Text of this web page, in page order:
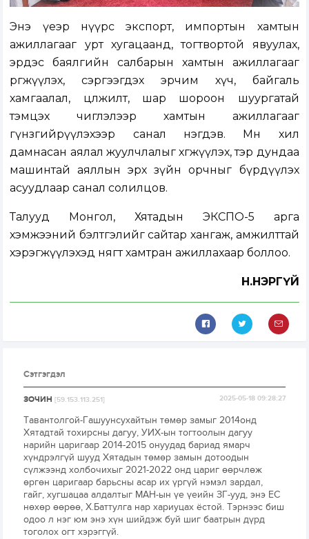
Энэ үеэр нүүрс экспорт, импортын хамтын
ажиллагааг урт хугацаанд, тогтвортой явуулах,
эрдэс баялгийн салбарын хамтын ажиллагааг
өргөжүүлэх, сэргээгдэх эрчим хүч, байгаль
хамгаалал, цөлжилт, шар шороон шуургатай
тэмцэх чиглэлээр хамтын ажиллагааг
гүнзгийрүүлэхээр санал нэгдэв. Мөн хил
дамнасан аялал жуулчлалыг хөгжүүлэх, тэр дундаа
машинтай аяллын эрх зүйн орчныг бүрдүүлэх
асуудлаар санал солилцов.
Талууд Монгол, Хятадын ЭКСПО-5 арга
хэмжээний бэлтгэлийг сайтар хангаж, амжилттай
хэрэгжүүлэхэд нягт хамтран ажиллахаар боллоо.
Н.НЭРГҮЙ
Сэтгэгдэл
ЗОЧИН[59.153.113.251] 2025-05-18 09:28:27
Тавантолгой-Гашуунсухайтын төмөр замыг 2014онд
Хятадтай тохирсны дагуу, УИХ-ын тогтоолын дагуу
нарийн царигаар 2014-2015 онуудад бариад ямарч
хүндрэлгүй шууд Хятадын төмөр замын дотоодын
сүлжээнд холбочихыг 2021-2022 онд цариг өөрчлөж
өргөн царигаар барьсны асар их үргүй нэмэл зардал,
гайг, хугшацаа алдалтыг МАН-ын үе үеийн ЗГ-ууд, энэ ЕС
нөхөр өөрөө, Х.Баттулга нар хариуцах ёстой. Тэрнээс биш
одоо л нэг юм энэ хүн шийдэж буй шиг баатрын дүрд
тоголох огт хэрэггүй.